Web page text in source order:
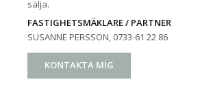
sälja.
FASTIGHETSMÄKLARE / PARTNER
SUSANNE PERSSON, 0733-61 22 86
KONTAKTA MIG